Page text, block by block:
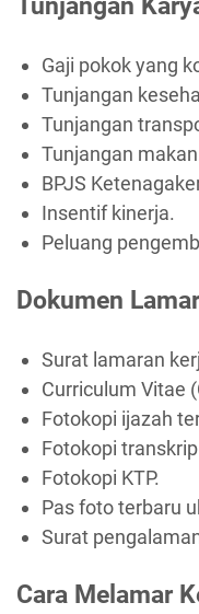
Gaji pokok yang
Tunjangan
Tunjangan
Tunjangan
BPJS
Insentif kinerja.
Peluang
Dokumen
Surat lamaran
Curriculum Vitae
Fotokopi ijazah
Fotokopi
Fotokopi KTP.
Pas foto terbaru
Surat
Cara Melamar